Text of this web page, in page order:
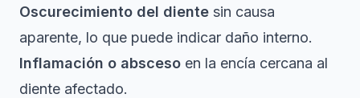
Oscurecimiento del diente sin causa
aparente, lo que puede indicar daño interno.
Inflamación o absceso en la encía cercana al
diente afectado.